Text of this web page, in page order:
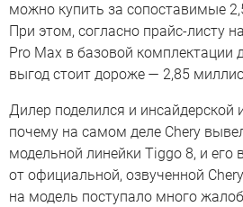
можно купить за сопоставимые
При этом, согласно прайс-листу
Pro Max в базовой комплектации
выгод стоит дороже — 2,85
Дилер поделился и
почему на самом деле Chery
модельной линейки Tiggo 8, и его
от официальной, озвученной
на модель поступало много